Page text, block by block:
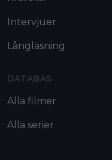
Intervjuer
Långläsning
DATABAS
Alla filmer
Alla serier